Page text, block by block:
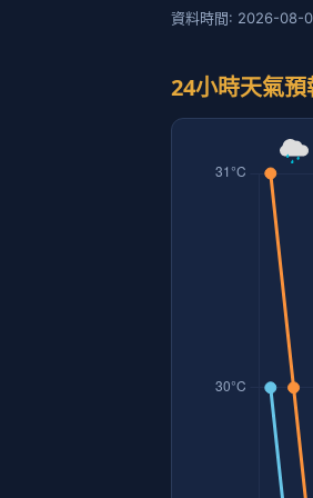
資料時間: 2026-08-
24小時天氣